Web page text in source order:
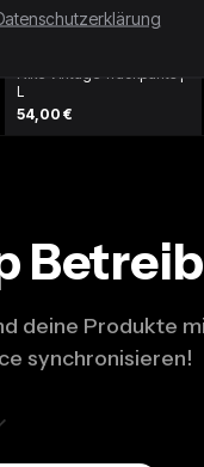
Nike Vintage Trackpants |
L
54,00 €
deine Produkte
synchronisieren!